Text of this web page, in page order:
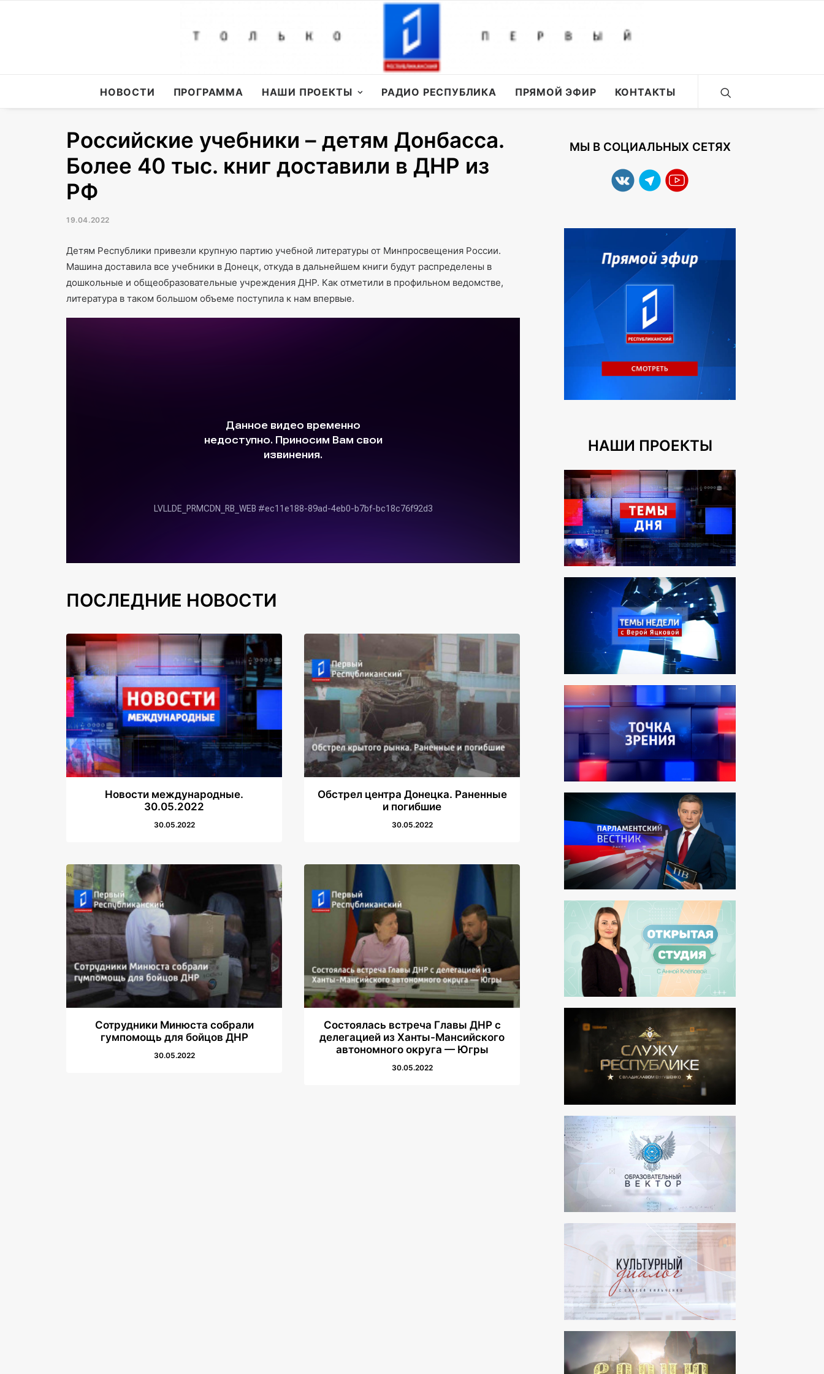
НОВОСТИ ПРОГРАММА НАШИ ПРОЕКТЫ РАДИО РЕСПУБЛИКА ПРЯМОЙ ЭФИР КОНТАКТЫ
Российские учебники – детям Донбасса.
Более 40 тыс. книг доставили в ДНР из
РФ
19.04.2022
Детям Республики привезли крупную партию учебной литературы от Минпросвещения России.
Машина доставила все учебники в Донецк, откуда в дальнейшем книги будут распределены в
дошкольные и общеобразовательные учреждения ДНР. Как отметили в профильном ведомстве,
литература в таком большом объеме поступила к нам впервые.
ПОСЛЕДНИЕ НОВОСТИ
Новости международные.
30.05.2022
30.05.2022
Обстрел центра Донецка. Раненные
и погибшие
30.05.2022
Сотрудники Минюста собрали
гумпомощь для бойцов ДНР
30.05.2022
Состоялась встреча Главы ДНР с
делегацией из Ханты-Мансийского
автономного округа — Югры
30.05.2022
МЫ В СОЦИАЛЬНЫХ СЕТЯХ
НАШИ ПРОЕКТЫ